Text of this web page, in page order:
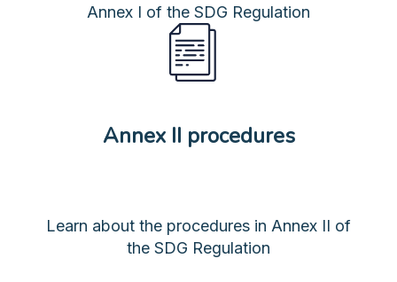
Annex I of the SDG Regulation
Annex II procedures
Learn about the procedures in Annex II of
the SDG Regulation